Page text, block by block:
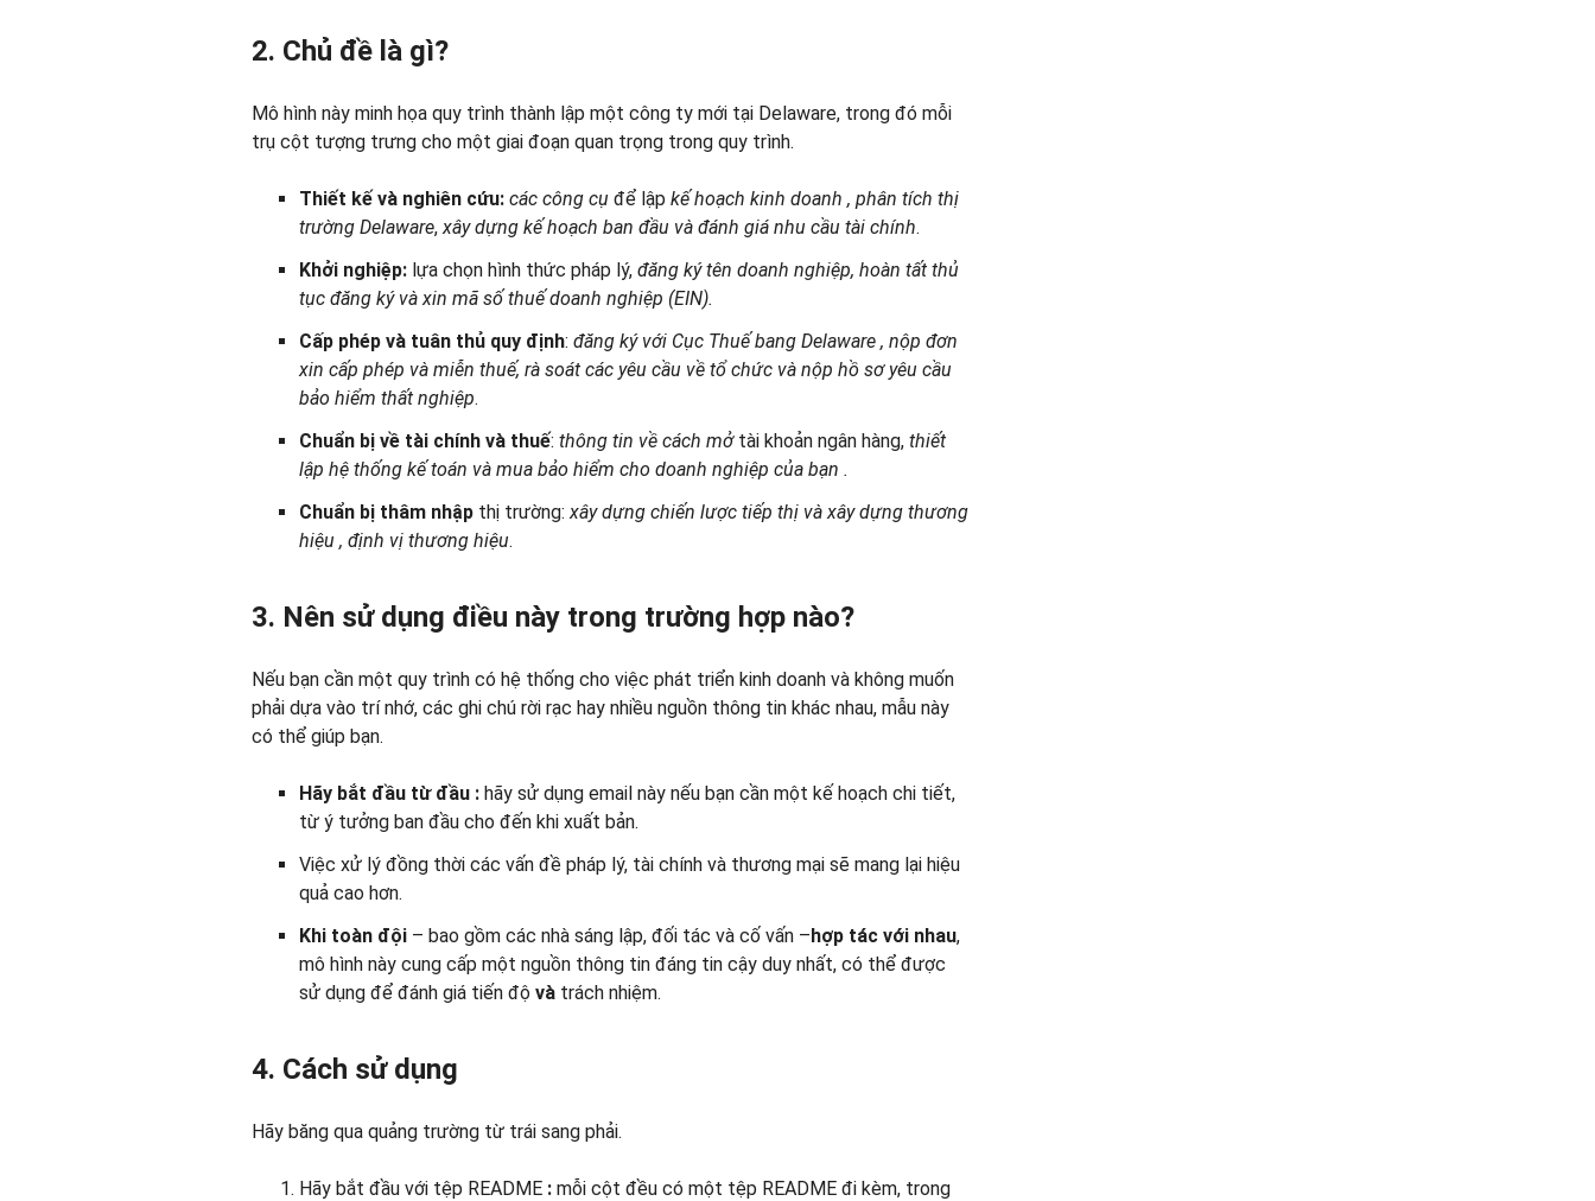
2. Chủ đề là gì?
Mô hình này minh họa quy trình thành lập một công ty mới tại Delaware, trong đó mỗi
trụ cột tượng trưng cho một giai đoạn quan trọng trong quy trình.
Thiết kế và nghiên cứu: các công cụ để lập kế hoạch kinh doanh , phân tích thị
trường Delaware, xây dựng kế hoạch ban đầu và đánh giá nhu cầu tài chính.
Khởi nghiệp: lựa chọn hình thức pháp lý, đăng ký tên doanh nghiệp, hoàn tất thủ
tục đăng ký và xin mã số thuế doanh nghiệp (EIN).
Cấp phép và tuân thủ quy định: đăng ký với Cục Thuế bang Delaware , nộp đơn
xin cấp phép và miễn thuế, rà soát các yêu cầu về tổ chức và nộp hồ sơ yêu cầu
bảo hiểm thất nghiệp.
Chuẩn bị về tài chính và thuế: thông tin về cách mởtài khoản ngân hàng, thiết
lập hệ thống kế toán và mua bảo hiểm cho doanh nghiệp của bạn .
Chuẩn bị thâm nhập thị trường: xây dựng chiến lược tiếp thị và xây dựng thương
hiệu , định vị thương hiệu.
3. Nên sử dụng điều này trong trường hợp nào?
Nếu bạn cần một quy trình có hệ thống cho việc phát triển kinh doanh và không muốn
phải dựa vào trí nhớ, các ghi chú rời rạc hay nhiều nguồn thông tin khác nhau, mẫu này
có thể giúp bạn.
Hãy bắt đầu từ đầu : hãy sử dụng email này nếu bạn cần một kế hoạch chi tiết,
từ ý tưởng ban đầu cho đến khi xuất bản.
Việc xử lý đồng thời các vấn đề pháp lý, tài chính và thương mại sẽ mang lại hiệu
quả cao hơn.
Khi toàn đội – bao gồm các nhà sáng lập, đối tác và cố vấn –hợp tác với nhau,
mô hình này cung cấp một nguồn thông tin đáng tin cậy duy nhất, có thể được
sử dụng để đánh giá tiến độ và trách nhiệm.
4. Cách sử dụng
Hãy băng qua quảng trường từ trái sang phải.
Hãy bắt đầu với tệp README : mỗi cột đều có một tệp README đi kèm, trong